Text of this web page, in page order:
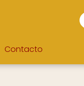
Contacto